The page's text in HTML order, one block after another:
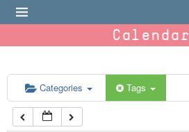
Calendar
Categories Tags
6:00 am
7:00 am